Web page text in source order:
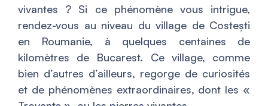
vivantes ? Si ce phénomène vous intrigue,
rendez-vous au niveau du village de Costești
en Roumanie, à quelques centaines de
kilomètres de Bucarest. Ce village, comme
bien d’autres d’ailleurs, regorge de curiosités
et de phénomènes extraordinaires, dont les «